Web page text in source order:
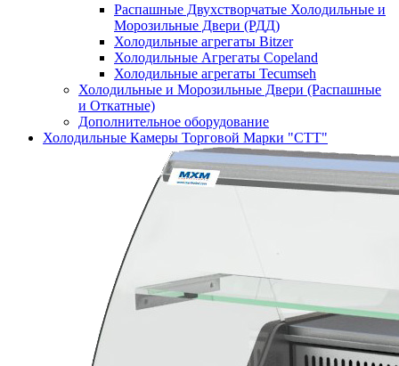
Распашные Двухстворчатые Холодильные и
Морозильные Двери (РДД)
Холодильные агрегаты Bitzer
Холодильные Агрегаты Copeland
Холодильные агрегаты Tecumseh
Холодильные и Морозильные Двери (Распашные
и Откатные)
Дополнительное оборудование
Холодильные Камеры Торговой Марки "СТТ"